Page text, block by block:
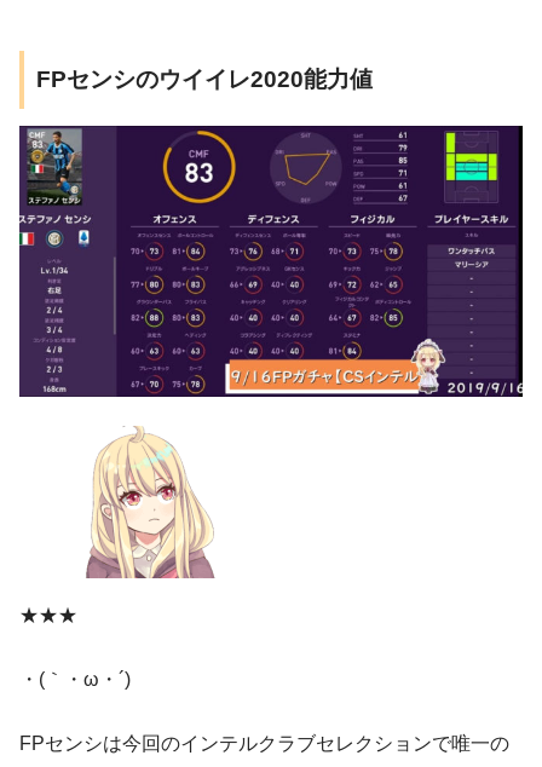
FPセンシのウイイレ2020能力値
★★★
・(｀・ω・´)
FPセンシは今回のインテルクラブセレクションで唯一の